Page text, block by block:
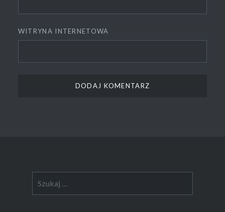
WITRYNA INTERNETOWA